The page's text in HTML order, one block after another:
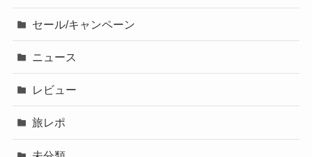
セール/キャンペーン
ニュース
レビュー
旅レポ